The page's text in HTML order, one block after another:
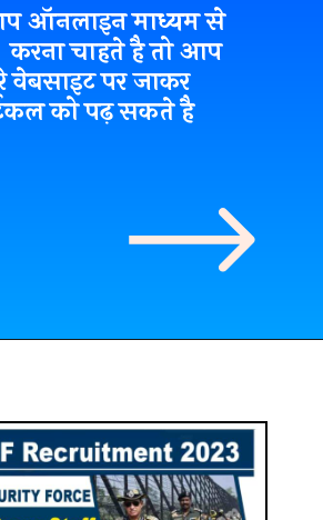
ऑनलाइन माध्यम से
चाहते है तो आप
वेबसाइट पर जाकर
को पढ़ सकते है